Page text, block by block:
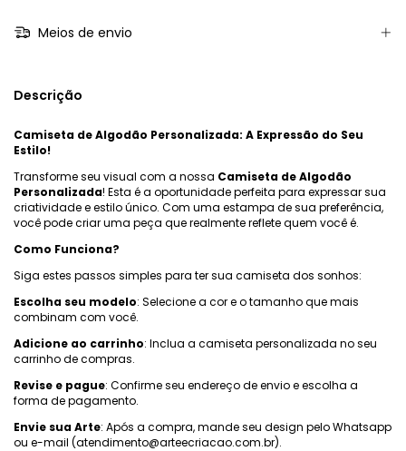
Meios de envio
Descrição
Camiseta de Algodão Personalizada: A Expressão do Seu
Estilo!
Transforme seu visual com a nossa Camiseta de Algodão
Personalizada! Esta é a oportunidade perfeita para expressar sua
criatividade e estilo único. Com uma estampa de sua preferência,
você pode criar uma peça que realmente reflete quem você é.
Como Funciona?
Siga estes passos simples para ter sua camiseta dos sonhos:
Escolha seu modelo: Selecione a cor e o tamanho que mais
combinam com você.
Adicione ao carrinho: Inclua a camiseta personalizada no seu
carrinho de compras.
Revise e pague: Confirme seu endereço de envio e escolha a
forma de pagamento.
Envie sua Arte: Após a compra, mande seu design pelo Whatsapp
ou e-mail (atendimento@arteecriacao.com.br).